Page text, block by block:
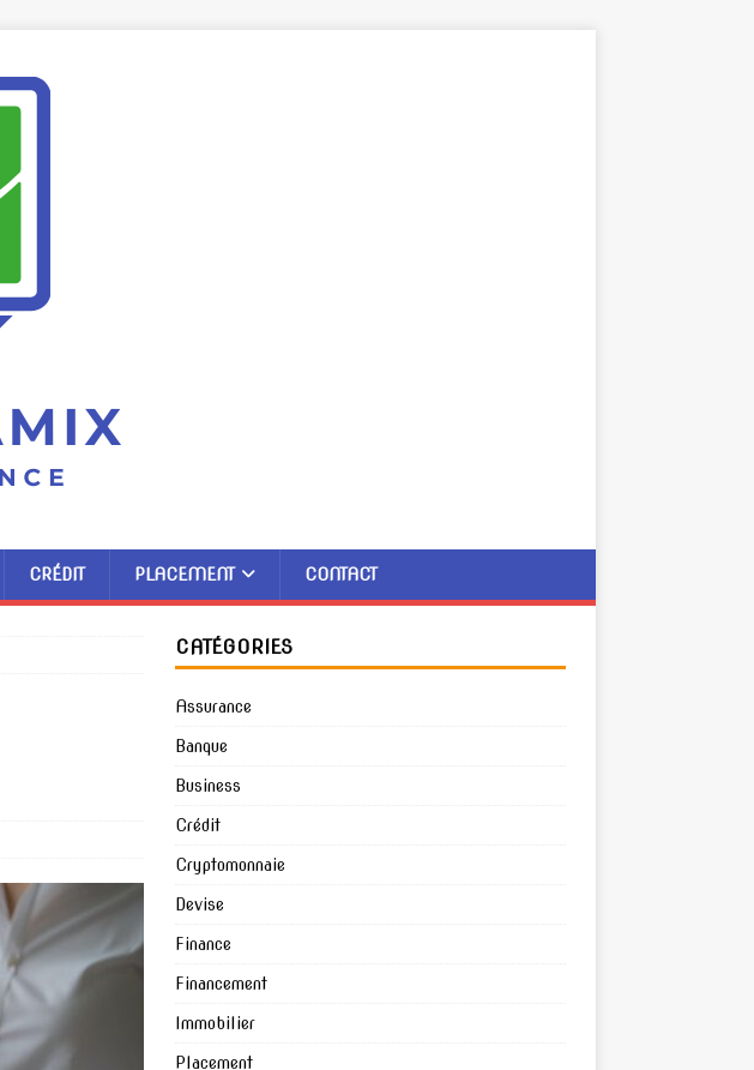
CRÉDIT PLACEMENT CONTACT
CATÉGORIES
Assurance
Banque
Business
Crédit
Cryptomonnaie
Devise
Finance
Financement
Immobilier
Placement